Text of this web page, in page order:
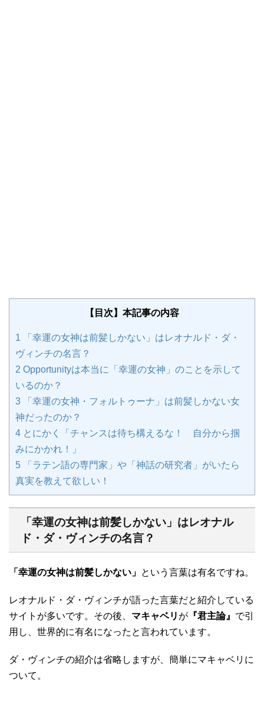
【目次】本記事の内容
1 「幸運の女神は前髪しかない」はレオナルド・ダ・
ヴィンチの名言？
2 Opportunityは本当に「幸運の女神」のことを示して
いるのか？
3 「幸運の女神・フォルトゥーナ」は前髪しかない女
神だったのか？
4 とにかく「チャンスは待ち構えるな！ 自分から掴
みにかかれ！」
5 「ラテン語の専門家」や「神話の研究者」がいたら
真実を教えて欲しい！
「幸運の女神は前髪しかない」はレオナル
ド・ダ・ヴィンチの名言？
「幸運の女神は前髪しかない」 という言葉は有名ですね。
レオナルド・ダ・ヴィンチが語った言葉だと紹介している
サイトが多いです。その後、 マキャベリ が 『君主論』 で引
用し、世界的に有名になったと言われています。
ダ・ヴィンチの紹介は省略しますが、簡単にマキャベリに
ついて。